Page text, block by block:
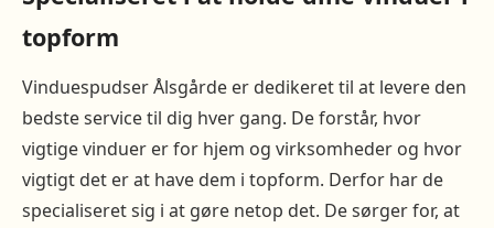
topform
Vinduespudser Ålsgårde er dedikeret til at levere den
bedste service til dig hver gang. De forstår, hvor
vigtige vinduer er for hjem og virksomheder og hvor
vigtigt det er at have dem i topform. Derfor har de
specialiseret sig i at gøre netop det. De sørger for, at